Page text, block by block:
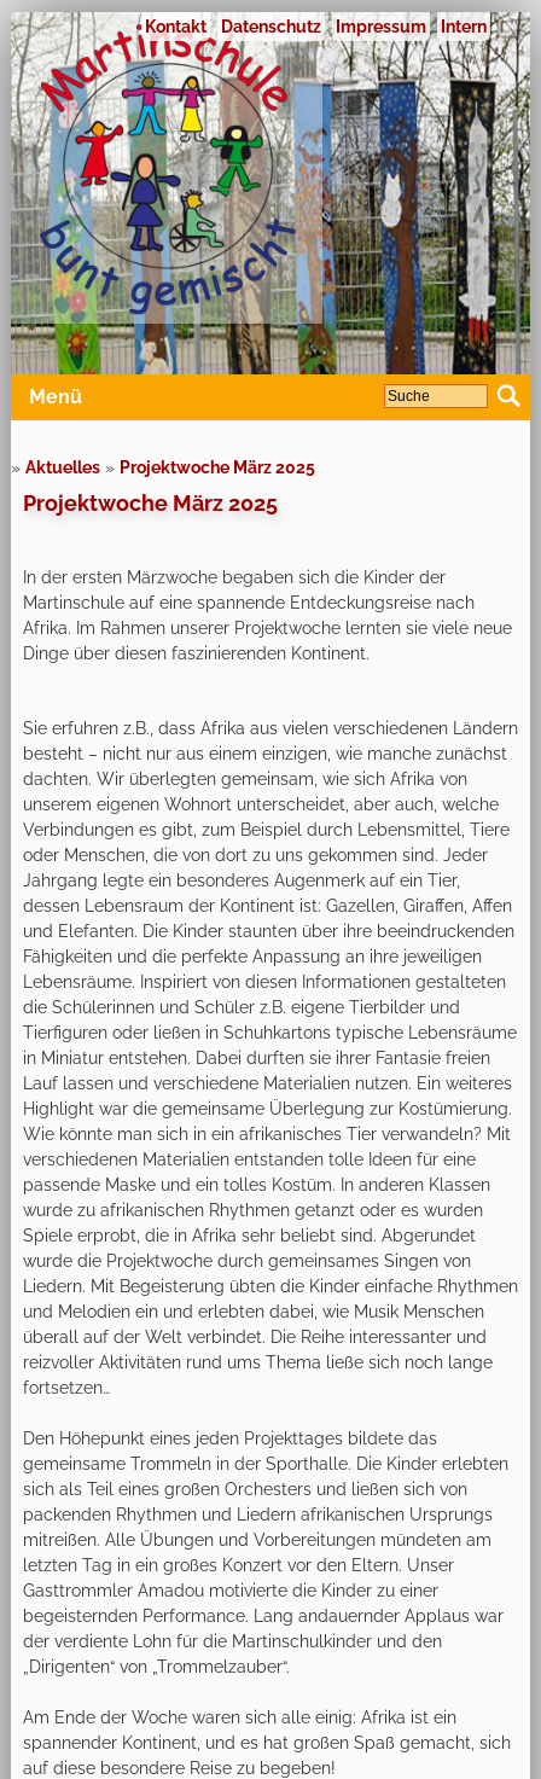
Kontakt Datenschutz Impressum Intern
Menü
» Aktuelles» Projektwoche März 2025
Projektwoche März 2025
In der ersten Märzwoche begaben sich die Kinder der
Martinschule auf eine spannende Entdeckungsreise nach
Afrika. Im Rahmen unserer Projektwoche lernten sie viele neue
Dinge über diesen faszinierenden Kontinent.
Sie erfuhren z.B., dass Afrika aus vielen verschiedenen Ländern
besteht – nicht nur aus einem einzigen, wie manche zunächst
dachten. Wir überlegten gemeinsam, wie sich Afrika von
unserem eigenen Wohnort unterscheidet, aber auch, welche
Verbindungen es gibt, zum Beispiel durch Lebensmittel, Tiere
oder Menschen, die von dort zu uns gekommen sind. Jeder
Jahrgang legte ein besonderes Augenmerk auf ein Tier,
dessen Lebensraum der Kontinent ist: Gazellen, Giraffen, Affen
und Elefanten. Die Kinder staunten über ihre beeindruckenden
Fähigkeiten und die perfekte Anpassung an ihre jeweiligen
Lebensräume. Inspiriert von diesen Informationen gestalteten
die Schülerinnen und Schüler z.B. eigene Tierbilder und
Tierfiguren oder ließen in Schuhkartons typische Lebensräume
in Miniatur entstehen. Dabei durften sie ihrer Fantasie freien
Lauf lassen und verschiedene Materialien nutzen. Ein weiteres
Highlight war die gemeinsame Überlegung zur Kostümierung.
Wie könnte man sich in ein afrikanisches Tier verwandeln? Mit
verschiedenen Materialien entstanden tolle Ideen für eine
passende Maske und ein tolles Kostüm. In anderen Klassen
wurde zu afrikanischen Rhythmen getanzt oder es wurden
Spiele erprobt, die in Afrika sehr beliebt sind. Abgerundet
wurde die Projektwoche durch gemeinsames Singen von
Liedern. Mit Begeisterung übten die Kinder einfache Rhythmen
und Melodien ein und erlebten dabei, wie Musik Menschen
überall auf der Welt verbindet. Die Reihe interessanter und
reizvoller Aktivitäten rund ums Thema ließe sich noch lange
fortsetzen…
Den Höhepunkt eines jeden Projekttages bildete das
gemeinsame Trommeln in der Sporthalle. Die Kinder erlebten
sich als Teil eines großen Orchesters und ließen sich von
packenden Rhythmen und Liedern afrikanischen Ursprungs
mitreißen. Alle Übungen und Vorbereitungen mündeten am
letzten Tag in ein großes Konzert vor den Eltern. Unser
Gasttrommler Amadou motivierte die Kinder zu einer
begeisternden Performance. Lang andauernder Applaus war
der verdiente Lohn für die Martinschulkinder und den
„Dirigenten“ von „Trommelzauber“.
Am Ende der Woche waren sich alle einig: Afrika ist ein
spannender Kontinent, und es hat großen Spaß gemacht, sich
auf diese besondere Reise zu begeben!